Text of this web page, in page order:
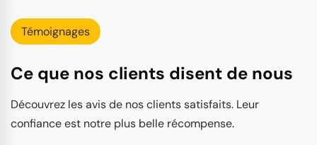
Témoignages
Ce que nos clients disent de nous
Découvrez les avis de nos clients satisfaits. Leur
confiance est notre plus belle récompense.